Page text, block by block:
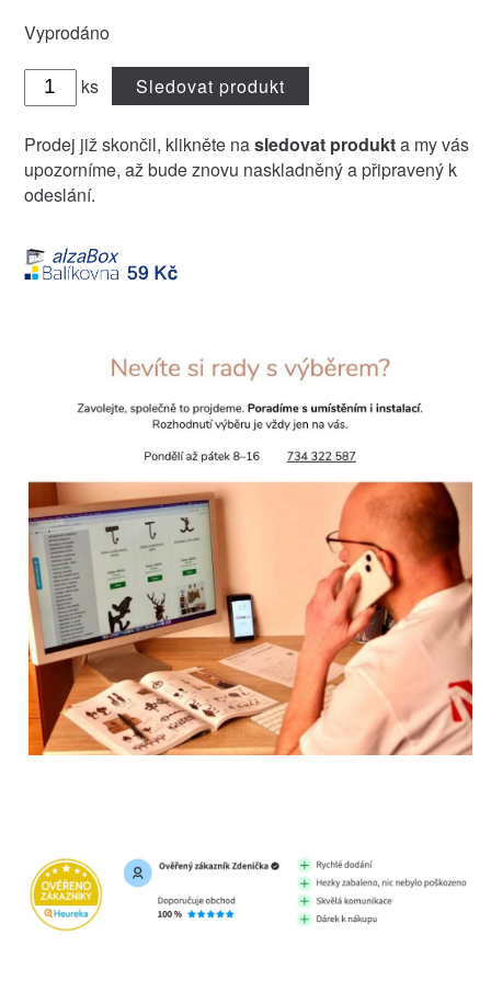
Vyprodáno
ks Sledovat produkt
Prodej již skončil, klikněte nasledovat produkta my vás
upozorníme, až bude znovu naskladněný a připravený k
odeslání.